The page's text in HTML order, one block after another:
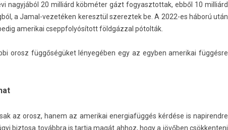
nagyjából 20 milliárd köbméter gázt fogyasztot­tak, ebből 10 milliárd
a Jamal-vezetéken keresztül szerez­tek be. A 2022-es háború után
amerikai cseppfolyósított földgázzal pótolták.
orosz függőségüket lényegében egy az egyb­en amerikai függésre
az orosz, hanem az amerikai en­er­giafüg­gés kérdése is napirendre
bi­ztosa továbbra is tartja magát ahhoz, hogy a jövőben csök­kenteni